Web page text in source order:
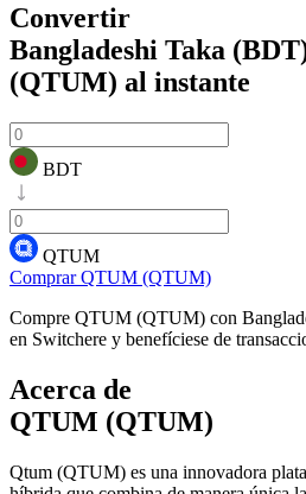
Convertir
Bangladeshi Taka
(QTUM) al instante
BDT
QTUM
Comprar QTUM (QTUM)
Compre QTUM (QTUM) con
en Switchere y benefíciese de
Acerca de
QTUM (QTUM)
Qtum (QTUM) es una innovadora